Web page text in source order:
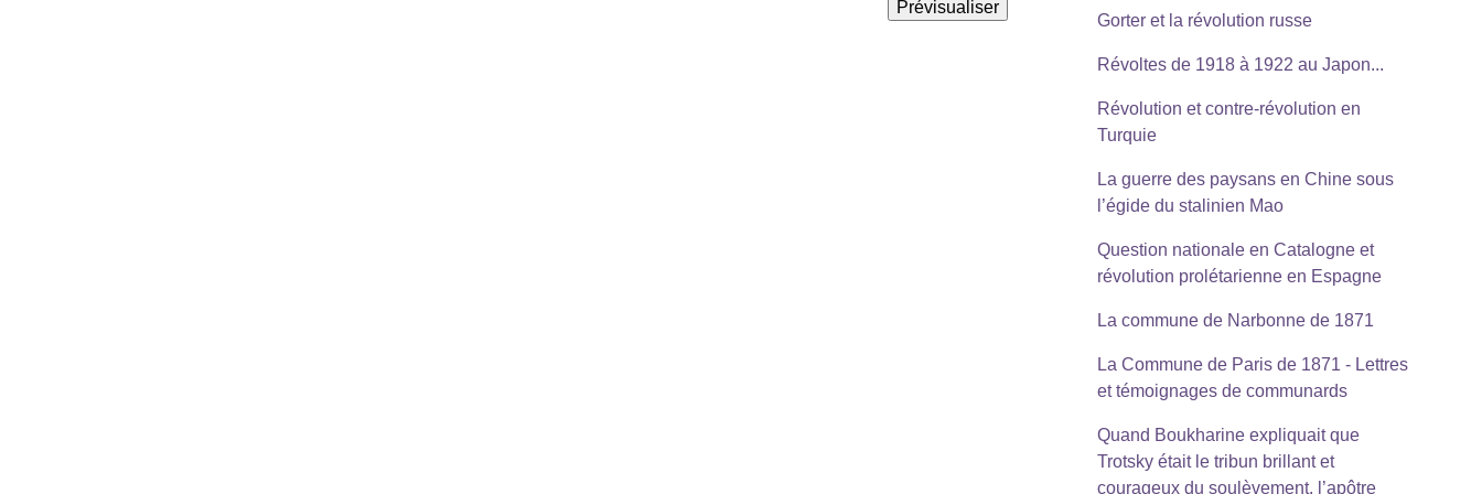
Gorter et la révolution russe
Révoltes de 1918 à 1922 au Japon...
Révolution et contre-révolution en
Turquie
La guerre des paysans en Chine sous
l’égide du stalinien Mao
Question nationale en Catalogne et
révolution prolétarienne en Espagne
La commune de Narbonne de 1871
La Commune de Paris de 1871 - Lettres
et témoignages de communards
Quand Boukharine expliquait que
Trotsky était le tribun brillant et
courageux du soulèvement, l’apôtre